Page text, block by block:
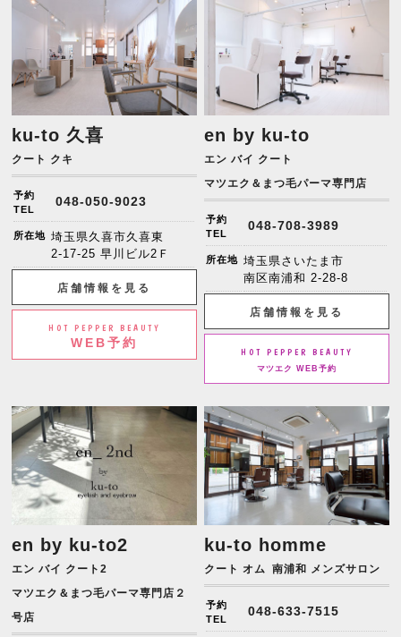
ku-to 久喜
クート クキ
予約
TEL
048-050-9023
所在地 埼玉県久喜市久喜東
2-17-25 早川ビル2Ｆ
店舗情報を見る
HOT PEPPER BEAUTY
WEB予約
en by ku-to
エン バイ クート
マツエク＆まつ毛パーマ専門店
予約
TEL
048-708-3989
所在地 埼玉県さいたま市
南区南浦和 2-28-8
店舗情報を見る
HOT PEPPER BEAUTY
マツエク WEB予約
en by ku-to2
エン バイ クート2
マツエク＆まつ毛パーマ専門店２
号店
ku-to homme
クート オム 南浦和 メンズサロン
予約
TEL
048-633-7515